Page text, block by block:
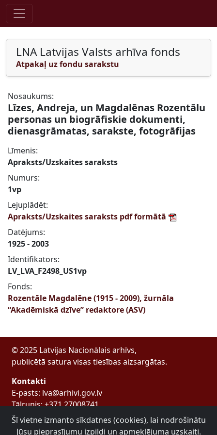
Pāriet uz saturu
LNA Latvijas Valsts arhīva fonds
Atpakaļ uz fondu sarakstu
Nosaukums:
Līzes, Andreja, un Magdalēnas Rozentālu
personas un biogrāfiskie dokumenti,
dienasgrāmatas, sarakste, fotogrāfijas
Līmenis:
Apraksts/Uzskaites saraksts
Numurs:
1vp
Lejuplādēt:
Apraksts/Uzskaites saraksts pdf formātā
Datējums:
1925 - 2003
Identifikators:
LV_LVA_F2498_US1vp
Fonds:
Rozentāle Magdalēne (1915 - 2009), žurnāla
“Akadēmiskā dzīve” redaktore (ASV)
© 2025 Latvijas Nacionālais arhīvs,
publicētā satura visas tiesības aizsargātas.
Kontakti
E-pasts: lva@arhivi.gov.lv
Tālrunis: +371 27008741
Bezdelīgu 1A, Rīga
Latvijas Valsts arhīvs
Šī vietne izmanto sīkdatnes (cookies), lai nodrošinātu
Jūsu pieprasījumu izpildi un apmeklējuma uzskaiti.